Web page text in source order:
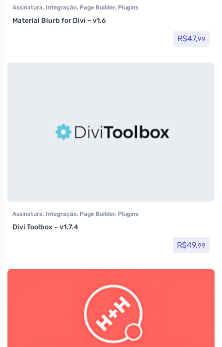
Assinatura, Integração, Page Builder, Plugins
Material Blurb for Divi – v1.6
R$47,99
Assinatura, Integração, Page Builder, Plugins
Divi Toolbox – v1.7.4
R$49,99